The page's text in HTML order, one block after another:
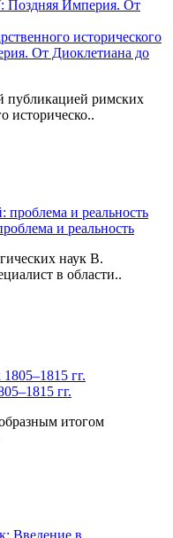
исторического
От Диоклетиана до
публикацией римских
историческо..
и реальность
наук В.
в области..
гг.
итогом